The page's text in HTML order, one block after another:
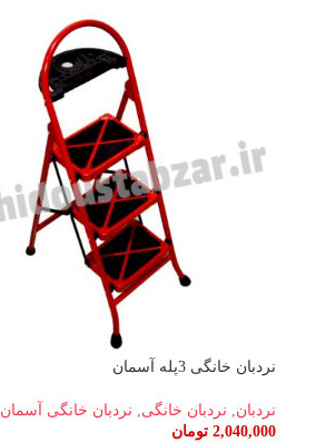
نردبان خانگی 3پله آسمان
نردبان, نردبان خانگی, نردبان خانگی آسمان
2,040,000 تومان